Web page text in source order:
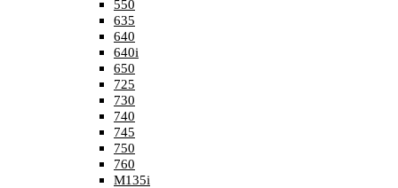
550
635
640
640i
650
725
730
740
745
750
760
M135i